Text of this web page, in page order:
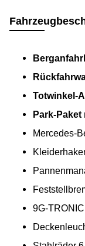
Totwinkel-
Park-
Mercedes-
9G-TRONIC